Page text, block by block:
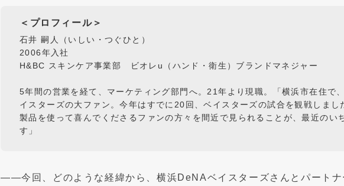
＜プロフィール＞
石井 嗣人（いしい・つぐひと）
2006年入社
H&BC スキンケア事業部 ビオレu（ハンド・衛生）ブランドマネジャー
5年間の営業を経て、マーケティング部門へ。21年より現職。「横浜市在住で
イスターズの大ファン。今年はすでに20回、ベイスターズの試合を観戦しま
製品を使って喜んでくださるファンの方々を間近で見られることが、最近のい
す」
——今回、どのような経緯から、横浜DeNAベイスターズさんとパートナ